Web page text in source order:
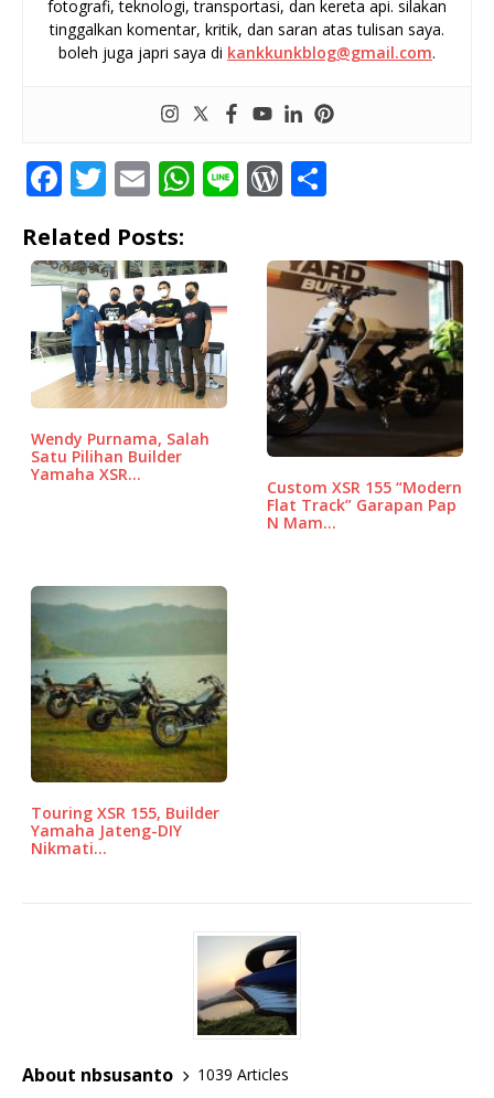
fotografi, teknologi, transportasi, dan kereta api. silakan
tinggalkan komentar, kritik, dan saran atas tulisan saya.
boleh juga japri saya di kankkunkblog@gmail.com.
F
c
e
b
o
o
k
T
it
te
r
E
ai
l
W
at
s
A
p
p
Li W
r
d
r
e
ss
ar
e
Related Posts:
Wendy Purnama, Salah
Satu Pilihan Builder
Yamaha XSR…
Custom XSR 155 “Modern
Flat Track” Garapan Pap
N Mam…
Touring XSR 155, Builder
Yamaha Jateng-DIY
Nikmati…
About nbsusanto
1039 Articles